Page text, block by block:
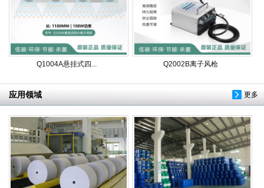
Q1004A悬挂式四... Q2002B离子风枪
更多
应用领域